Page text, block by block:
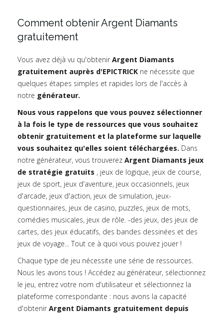
Comment obtenir Argent Diamants
gratuitement
Vous avez déjà vu qu'obtenir Argent Diamants
gratuitement auprès d'EPICTRICK ne nécessite que
quelques étapes simples et rapides lors de l'accès à
notre générateur.
Nous vous rappelons que vous pouvez sélectionner
à la fois le type de ressources que vous souhaitez
obtenir gratuitement et la plateforme sur laquelle
vous souhaitez qu'elles soient téléchargées. Dans
notre générateur, vous trouverez Argent Diamants jeux
de stratégie gratuits , jeux de logique, jeux de course,
jeux de sport, jeux d'aventure, jeux occasionnels, jeux
d'arcade, jeux d'action, jeux de simulation, jeux-
questionnaires, jeux de casino, puzzles, jeux de mots,
comédies musicales, jeux de rôle. -des jeux, des jeux de
cartes, des jeux éducatifs, des bandes dessinées et des
jeux de voyage... Tout ce à quoi vous pouvez jouer !
Chaque type de jeu nécessite une série de ressources.
Nous les avons tous ! Accédez au générateur, sélectionnez
le jeu, entrez votre nom d'utilisateur et sélectionnez la
plateforme correspondante : nous avons la capacité
d'obtenir Argent Diamants gratuitement depuis